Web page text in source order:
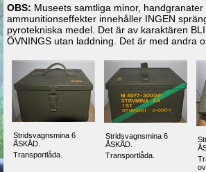
OBS: Museets samtliga minor, handgranater
ammunitionseffekter innehåller INGEN
pyrotekniska medel. Det är av karaktären
ÖVNINGS utan laddning. Det är med andra
Stridsvagnsmina 6
ÅSKÅD.
Transportlåda.
Stridsvagnsmina 6
ÅSKÅD.
Transportlåda.